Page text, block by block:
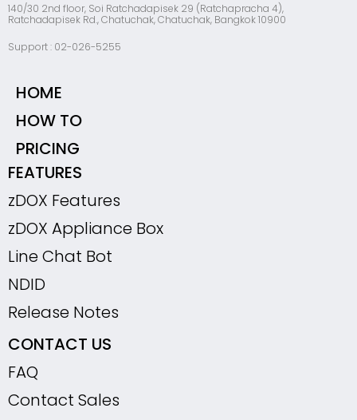
140/30 2nd floor, Soi Ratchadapisek 29 (Ratchapracha 4),
Ratchadapisek Rd., Chatuchak, Chatuchak, Bangkok 10900
Support : 02-026-5255
HOME
HOW TO
PRICING
FEATURES
zDOX Features
zDOX Appliance Box
Line Chat Bot
NDID
Release Notes
CONTACT US
FAQ
Contact Sales